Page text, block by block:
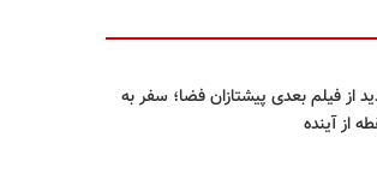
از فیلم بعدی پیشتازان فضا؛ سفر به
از آینده